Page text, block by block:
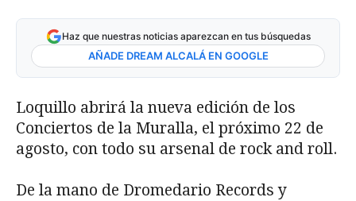
Haz que nuestras noticias aparezcan en tus búsquedas
AÑADE DREAM ALCALÁ EN GOOGLE
Loquillo abrirá la nueva edición de los
Conciertos de la Muralla, el próximo 22 de
agosto, con todo su arsenal de rock and roll.
De la mano de Dromedario Records y